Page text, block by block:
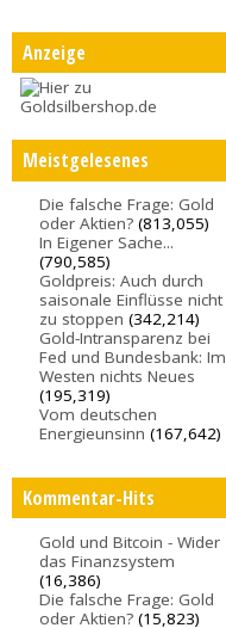
Anzeige
Meistgelesenes
Die falsche Frage: Gold
oder Aktien? (813,055)
In Eigener Sache...
(790,585)
Goldpreis: Auch durch
saisonale Einflüsse nicht
zu stoppen (342,214)
Gold-Intransparenz bei
Fed und Bundesbank: Im
Westen nichts Neues
(195,319)
Vom deutschen
Energieunsinn (167,642)
Kommentar-Hits
Gold und Bitcoin - Wider
das Finanzsystem
(16,386)
Die falsche Frage: Gold
oder Aktien? (15,823)